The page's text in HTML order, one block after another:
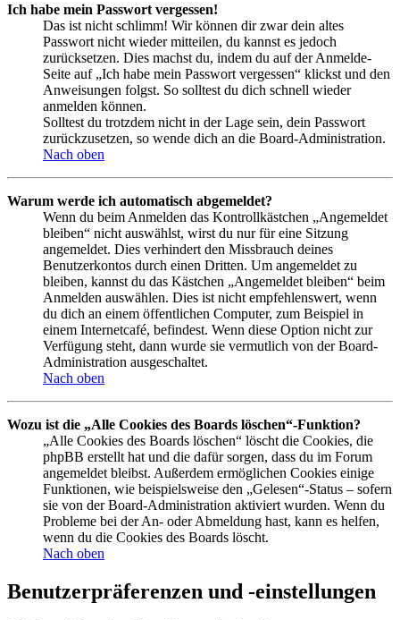
Ich habe mein Passwort vergessen!
Das ist nicht schlimm! Wir können dir zwar dein altes
Passwort nicht wieder mitteilen, du kannst es jedoch
zurücksetzen. Dies machst du, indem du auf der Anmelde-
Seite auf „Ich habe mein Passwort vergessen“ klickst und den
Anweisungen folgst. So solltest du dich schnell wieder
anmelden können.
Solltest du trotzdem nicht in der Lage sein, dein Passwort
zurückzusetzen, so wende dich an die Board-Administration.
Nach oben
Warum werde ich automatisch abgemeldet?
Wenn du beim Anmelden das Kontrollkästchen „Angemeldet
bleiben“ nicht auswählst, wirst du nur für eine Sitzung
angemeldet. Dies verhindert den Missbrauch deines
Benutzerkontos durch einen Dritten. Um angemeldet zu
bleiben, kannst du das Kästchen „Angemeldet bleiben“ beim
Anmelden auswählen. Dies ist nicht empfehlenswert, wenn
du dich an einem öffentlichen Computer, zum Beispiel in
einem Internetcafé, befindest. Wenn diese Option nicht zur
Verfügung steht, dann wurde sie vermutlich von der Board-
Administration ausgeschaltet.
Nach oben
Wozu ist die „Alle Cookies des Boards löschen“-Funktion?
„Alle Cookies des Boards löschen“ löscht die Cookies, die
phpBB erstellt hat und die dafür sorgen, dass du im Forum
angemeldet bleibst. Außerdem ermöglichen Cookies einige
Funktionen, wie beispielsweise den „Gelesen“-Status – sofern
sie von der Board-Administration aktiviert wurden. Wenn du
Probleme bei der An- oder Abmeldung hast, kann es helfen,
wenn du die Cookies des Boards löscht.
Nach oben
Benutzerpräferenzen und -einstellungen